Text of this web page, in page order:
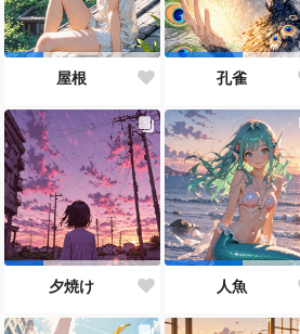
屋根 孔雀
夕焼け 人魚